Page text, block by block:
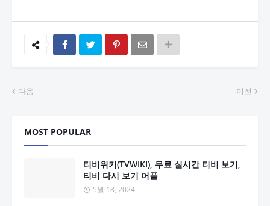
다음 이전
MOST POPULAR
티비위키(TVWIKI), 무료 실시간 티비 보기,
티비 다시 보기 어플
5월 18, 2024